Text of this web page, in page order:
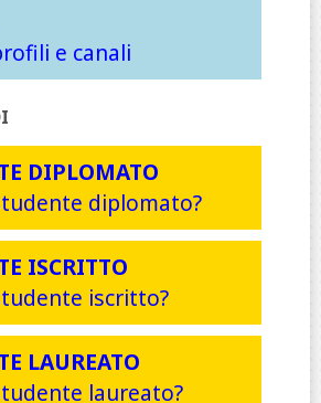
e canali
DIPLOMATO
diplomato?
ISCRITTO
iscritto?
LAUREATO
laureato?